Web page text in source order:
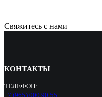
Свяжитесь с нами
КОНТАКТЫ
ТЕЛЕФОН:
+7 (965) 000 90 55